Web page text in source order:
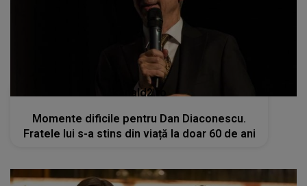
kanald2.ro
Momente dificile pentru Dan Diaconescu.
Fratele lui s-a stins din viață la doar 60 de ani